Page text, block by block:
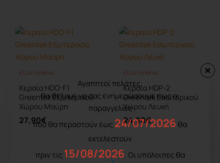
Αγαπητοί πελάτες,
θα θέλαμε να σας ενημερώσουμε πως οι
παραγγελίες
που θα περαστούν έως24/07/2026 θα
εκτελεστούν
πριν τις15/08/2026. Οι υπόλοιπες θα
Εξαντλήθηκε
Κεραία HDO-F1
Greentek Εξωτερικού
Χώρου Μαύρη
27,90€
Εξαντλήθηκε
Κεραία HDP-2
Greentek Εσωτερικού
Χώρου Λευκή
24,90€